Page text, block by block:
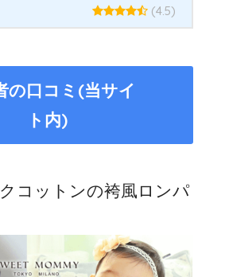
(4.5)
の口コミ(当サイ
ト内)
コットンの袴風ロンパ